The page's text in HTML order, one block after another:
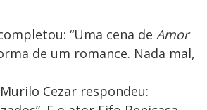
“Uma cena de Amor
de um romance. Nada mal,
Cezar respondeu: